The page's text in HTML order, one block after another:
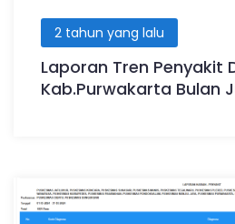
2 tahun yang lalu
Laporan Tren Penyakit
Kab.Purwakarta Bulan